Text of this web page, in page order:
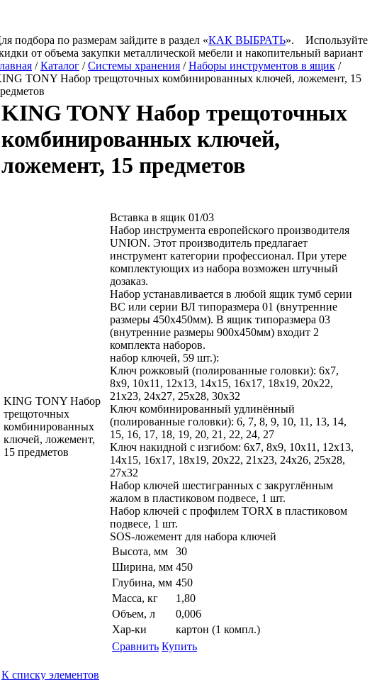
подбора по размерам зайдите в раздел «КАК ВЫБРАТЬ».
Используйте
от объема закупки металлической мебели и накопительный вариант
/Каталог /Системы хранения /Наборы инструментов в ящик /
TONY Набор трещоточных комбинированных ключей, ложемент, 15
KING TONY Набор трещоточных
комбинированных ключей,
ложемент, 15 предметов
KING TONY Набор
трещоточных
комбинированных
ключей, ложемент,
15 предметов
Вставка в ящик 01/03
Набор инструмента европейского производителя
UNION. Этот производитель предлагает
инструмент категории профессионал. При утере
комплектующих из набора возможен штучный
дозаказ.
Набор устанавливается в любой ящик тумб серии
ВС или серии ВЛ типоразмера 01 (внутренние
размеры 450х450мм). В ящик типоразмера 03
(внутренние размеры 900х450мм) входит 2
комплекта наборов.
набор ключей, 59 шт.):
Ключ рожковый (полированные головки): 6x7,
8x9, 10x11, 12x13, 14x15, 16x17, 18x19, 20x22,
21x23, 24x27, 25x28, 30x32
Ключ комбинированный удлинённый
(полированные головки): 6, 7, 8, 9, 10, 11, 13, 14,
15, 16, 17, 18, 19, 20, 21, 22, 24, 27
Ключ накидной с изгибом: 6x7, 8x9, 10x11, 12x13,
14x15, 16x17, 18x19, 20x22, 21x23, 24x26, 25x28,
27x32
Набор ключей шестигранных с закруглённым
жалом в пластиковом подвесе, 1 шт.
Набор ключей с профилем TORX в пластиковом
подвесе, 1 шт.
SOS-ложемент для набора ключей
Высота, мм
30
Ширина, мм 450
Глубина, мм 450
Масса, кг
1,80
Объем, л
0,006
Хар-ки
картон (1 компл.)
Сравнить Купить
К списку элементов